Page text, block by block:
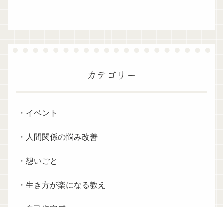
カテゴリー
・イベント
・人間関係の悩み改善
・想いごと
・生き方が楽になる教え